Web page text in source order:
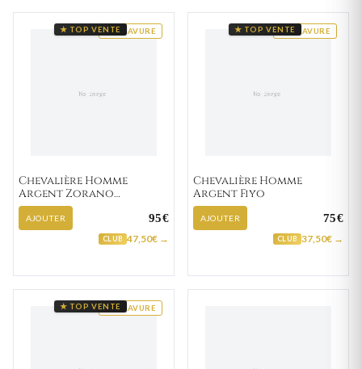
GRAVURE
★ TOP VENTE
Chevalière Homme
Argent Zorano
Zirconium
AJOUTER 95€
CLUB 47,50€ →
GRAVURE
★ TOP VENTE
Chevalière Homme
Argent Fiyo
AJOUTER 75€
CLUB 37,50€ →
GRAVURE
★ TOP VENTE